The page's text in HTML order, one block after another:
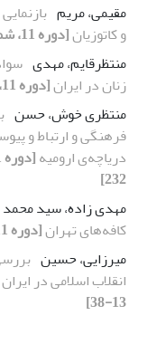
مقیمی، مریم
و کاتوزیان[دوره 11، شماره 38، 1394، صفحه 225-256]
منتظرقایم، مهدی
زنان در ایران[دوره 11، شماره 40، 1394، صفحه 186-230]
منتظری خوش، حسن
فرهنگی و ارتباط و
دریاچه‌ی ارومیه
232]
مهدی زاده، سید محمد
کافه‌های تهران[دوره 11، شماره 41، 1394، صفحه 69-100]
میرزایی، حسین
انقلاب اسلامی در ایران
13-38]